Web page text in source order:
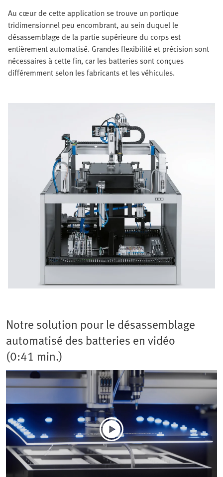
Au cœur de cette application se trouve un portique
tridimensionnel peu encombrant, au sein duquel le
désassemblage de la partie supérieure du corps est
entièrement automatisé. Grandes flexibilité et précision sont
nécessaires à cette fin, car les batteries sont conçues
différemment selon les fabricants et les véhicules.
Notre solution pour le désassemblage
automatisé des batteries en vidéo
(0:41 min.)